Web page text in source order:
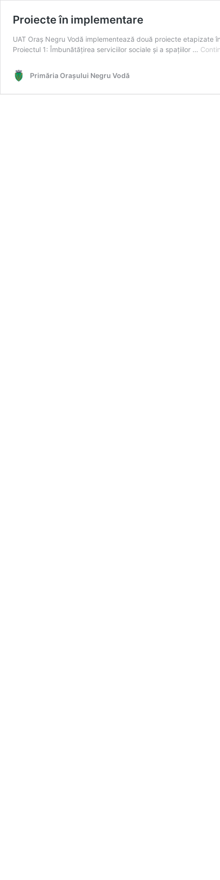
Proiecte în implementare
UAT Oraș Negru Vodă implementează două proiecte etapizate
Proiectul 1: Îmbunătățirea serviciilor sociale și a spațiilor …
Primăria Oraşului Negru Vodă